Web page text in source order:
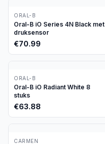
ORAL-B
Oral-B iO Series 4N Black met
druksensor
€70.99
ORAL-B
Oral-B iO Radiant White 8
stuks
€63.88
CARMEN